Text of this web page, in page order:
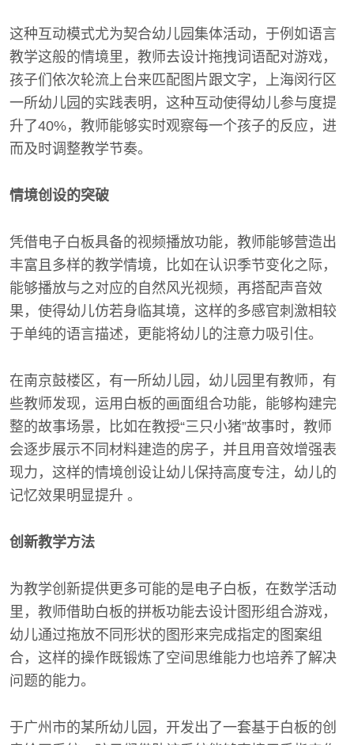
这种互动模式尤为契合幼儿园集体活动，于例如语言
教学这般的情境里，教师去设计拖拽词语配对游戏，
孩子们依次轮流上台来匹配图片跟文字，上海闵行区
一所幼儿园的实践表明，这种互动使得幼儿参与度提
升了40%，教师能够实时观察每一个孩子的反应，进
而及时调整教学节奏。
情境创设的突破
凭借电子白板具备的视频播放功能，教师能够营造出
丰富且多样的教学情境，比如在认识季节变化之际，
能够播放与之对应的自然风光视频，再搭配声音效
果，使得幼儿仿若身临其境，这样的多感官刺激相较
于单纯的语言描述，更能将幼儿的注意力吸引住。
在南京鼓楼区，有一所幼儿园，幼儿园里有教师，有
些教师发现，运用白板的画面组合功能，能够构建完
整的故事场景，比如在教授“三只小猪”故事时，教师
会逐步展示不同材料建造的房子，并且用音效增强表
现力，这样的情境创设让幼儿保持高度专注，幼儿的
记忆效果明显提升 。
创新教学方法
为教学创新提供更多可能的是电子白板，在数学活动
里，教师借助白板的拼板功能去设计图形组合游戏，
幼儿通过拖放不同形状的图形来完成指定的图案组
合，这样的操作既锻炼了空间思维能力也培养了解决
问题的能力。
于广州市的某所幼儿园，开发出了一套基于白板的创